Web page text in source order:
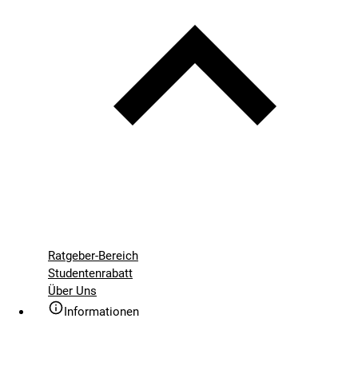
Ratgeber-Bereich
Studentenrabatt
Über Uns
Informationen